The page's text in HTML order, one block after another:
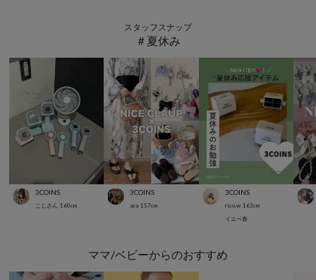
スタッフスナップ
＃夏休み
3COINS
こじさん 160cm
3COINS
aya 157cm
3COINS
rico.w 163cm
イエベ春
ママ/ベビーからのおすすめ